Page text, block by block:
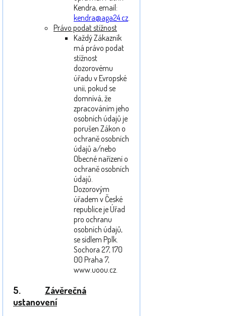
Kendra, email:
kendra@aga24.cz.
Právo podat stížnost
Každý Zákazník
má právo podat
stížnost
dozorovému
úřadu v Evropské
unii, pokud se
domnívá, že
zpracováním jeho
osobních údajů je
porušen Zákon o
ochraně osobních
údajů a/nebo
Obecné nařízení o
ochraně osobních
údajů.
Dozorovým
úřadem v České
republice je Úřad
pro ochranu
osobních údajů,
se sídlem Pplk.
Sochora 27, 170
00 Praha 7,
www.uoou.cz.
5. Závěrečná
ustanovení